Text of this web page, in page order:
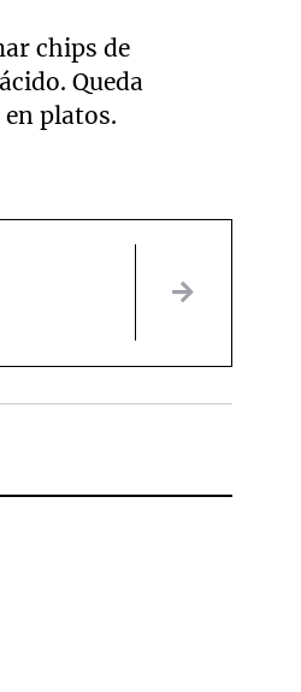
chips de
Queda
platos.